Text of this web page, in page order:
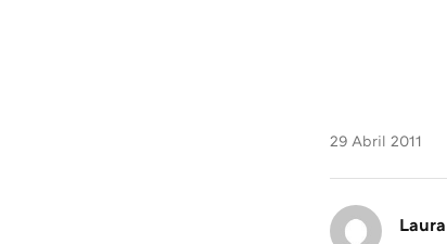
29 Abril 2011